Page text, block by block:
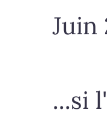
Juin
...si